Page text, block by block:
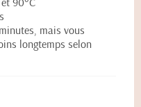
mais vous
longtemps selon